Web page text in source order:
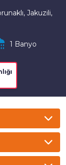
Jakuzili,
1 Banyo
Haftalık